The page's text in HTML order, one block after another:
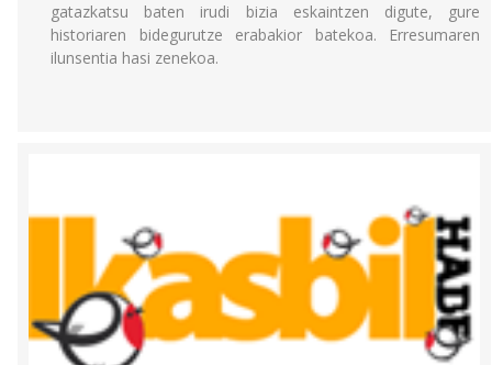
gatazkatsu baten irudi bizia eskaintzen digute, gure
historiaren bidegurutze erabakior batekoa. Erresumaren
ilunsentia hasi zenekoa.